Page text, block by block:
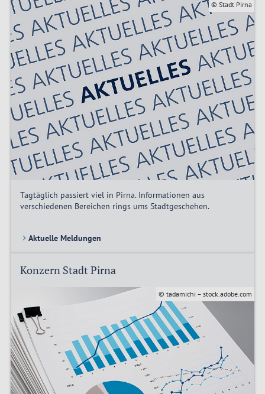
© Stadt Pirna
Tagtäglich passiert viel in Pirna. Informationen aus
verschiedenen Bereichen rings ums Stadtgeschehen.
Aktuelle Meldungen
Konzern Stadt Pirna
© tadamichi – stock.adobe.com